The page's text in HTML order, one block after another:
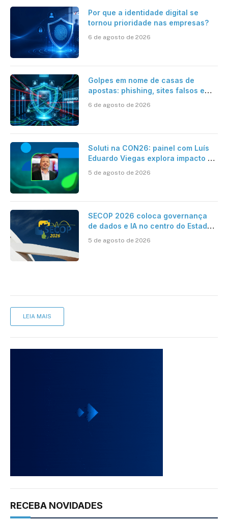
Por que a identidade digital se
tornou prioridade nas empresas?
6 de agosto de 2026
Golpes em nome de casas de
apostas: phishing, sites falsos e
6 de agosto de 2026
Soluti na CON26: painel com Luís
Eduardo Viegas explora impacto de
Contabilidade
5 de agosto de 2026
SECOP 2026 coloca governança
de dados e IA no centro do Estado
5 de agosto de 2026
LEIA MAIS
RECEBA NOVIDADES